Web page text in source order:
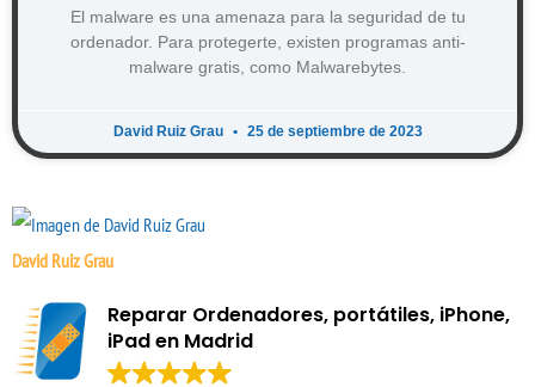
El malware es una amenaza para la seguridad de tu
ordenador. Para protegerte, existen programas anti-
malware gratis, como Malwarebytes.
David Ruiz Grau 25 de septiembre de 2023
David Ruiz Grau
Reparar Ordenadores, portátiles, iPhone,
iPad en Madrid